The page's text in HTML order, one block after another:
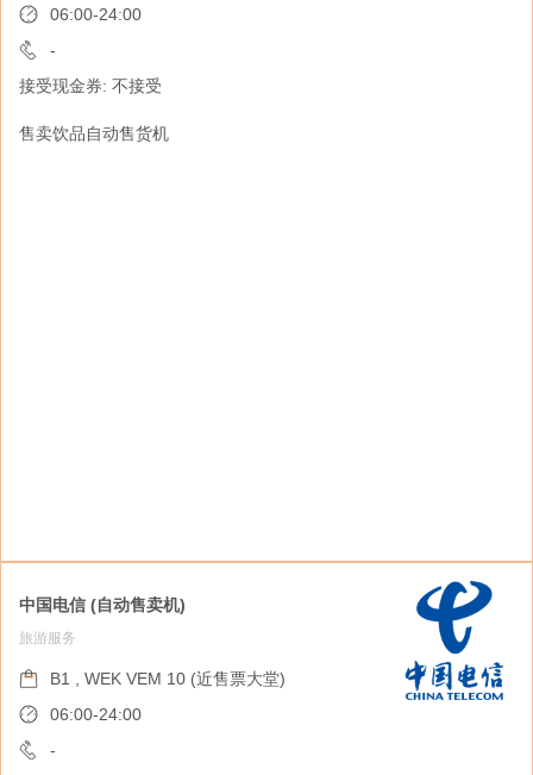
B1 , WEK VEM 7 (近售票大堂)
06:00-24:00
-
接受现金券: 不接受
06:00-24:00
-
接受现金券: 不接受
售卖饮品自动售货机
Eat3D (自动售卖机)
餐饮
B1 , WEK VEM 9 (近售票大堂)
06:00-24:00
中国电信 (自动售卖机)
旅游服务
B1 , WEK VEM 10 (近售票大堂)
06:00-24:00
-